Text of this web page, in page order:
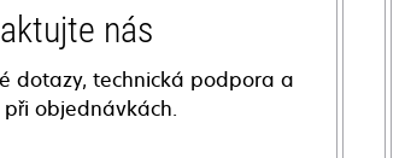
nás
dotazy, technická podpora a
při objednávkách.